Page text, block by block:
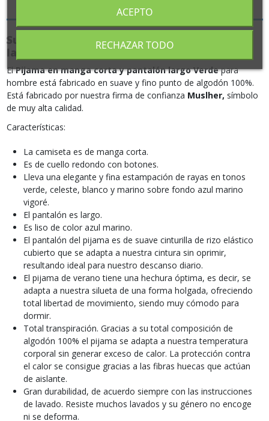
Suave Pijama en manga corta y pantalón
largo Verde en Algodón 100%
ElPijama en manga corta y pantalón largo Verdepara
hombre está fabricado en suave y fino punto de algodón 100%.
Está fabricado por nuestra firma de confianza Muslher, símbolo
de muy alta calidad.
Características:
La camiseta es de manga corta.
Es de cuello redondo con botones.
Lleva una elegante y fina estampación de rayas en tonos
verde, celeste, blanco y marino sobre fondo azul marino
vigoré.
El pantalón es largo.
Es liso de color azul marino.
El pantalón del pijama es de suave cinturilla de rizo elástico
cubierto que se adapta a nuestra cintura sin oprimir,
resultando ideal para nuestro descanso diario.
El pijama de verano tiene una hechura óptima, es decir, se
adapta a nuestra silueta de una forma holgada, ofreciendo
total libertad de movimiento, siendo muy cómodo para
dormir.
Total transpiración. Gracias a su total composición de
algodón 100% el pijama se adapta a nuestra temperatura
corporal sin generar exceso de calor. La protección contra
el calor se consigue gracias a las fibras huecas que actúan
de aislante.
Gran durabilidad, de acuerdo siempre con las instrucciones
de lavado. Resiste muchos lavados y su género no encoge
ni se deforma.
RECHAZAR TODO
ACEPTO